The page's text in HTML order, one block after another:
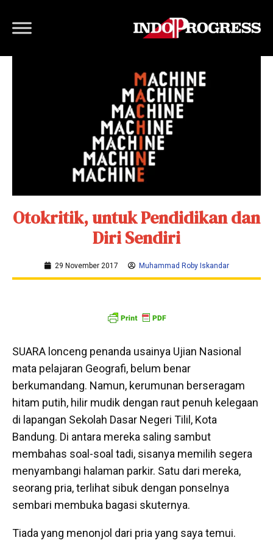
Otokritik, untuk Pendidikan dan
Diri Sendiri
29 November 2017 Muhammad Roby Iskandar
SUARA lonceng penanda usainya Ujian Nasional
mata pelajaran Geografi, belum benar
berkumandang. Namun, kerumunan berseragam
hitam putih, hilir mudik dengan raut penuh kelegaan
di lapangan Sekolah Dasar Negeri Tilil, Kota
Bandung. Di antara mereka saling sambut
membahas soal-soal tadi, sisanya memilih segera
menyambangi halaman parkir. Satu dari mereka,
seorang pria, terlihat sibuk dengan ponselnya
sembari membuka bagasi skuternya.
Tiada yang menonjol dari pria yang saya temui.